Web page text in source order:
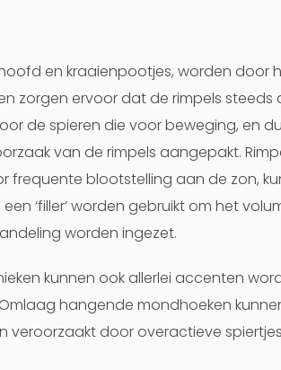
en kraaienpootjes, worden door
zorgen ervoor dat de rimpels steeds
de spieren die voor beweging, en
van de rimpels aangepakt.
blootstelling aan de zon,
‘filler’ worden gebruikt om het
worden ingezet.
kunnen ook allerlei accenten
hangende mondhoeken
veroorzaakt door overactieve